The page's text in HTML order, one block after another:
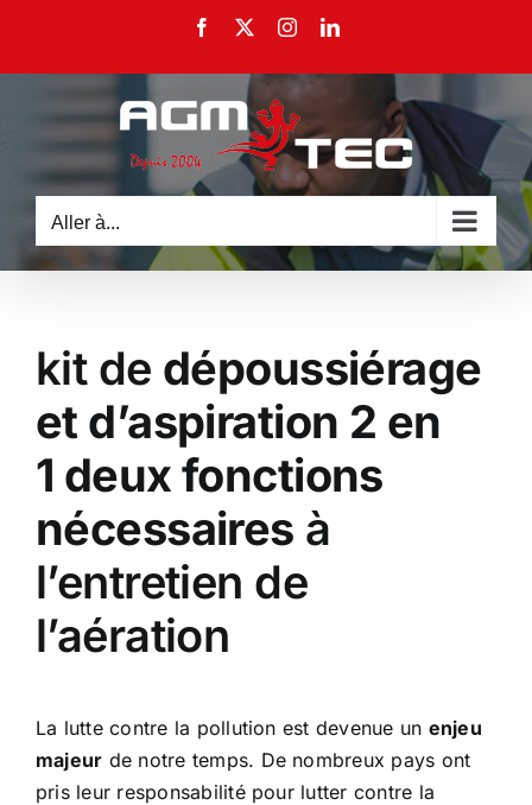
contenu
Facebook InstagramLinkedIn
Aller à...
kit de dépoussiérage
et d’aspiration 2 en
1 deux fonctions
nécessaires à
l’entretien de
l’aération
La lutte contre la pollution est devenue un enjeu
majeur de notre temps. De nombreux pays ont
pris leur responsabilité pour lutter contre la